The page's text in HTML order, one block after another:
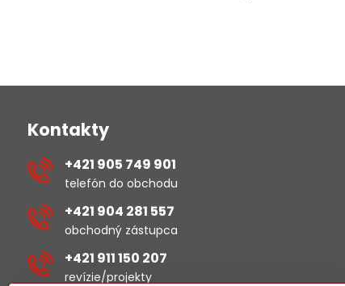
Kontakty
+421 905 749 901
telefón do obchodu
+421 904 281 557
obchodný zástupca
+421 911 150 207
revízie/projekty